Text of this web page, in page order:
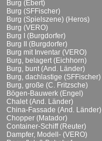
Burg (Ebert)
Burg (SFFischer)
Burg (Spielszene) (Heros)
Burg (VERO)
Burg I (Burgdorfer)
Burg II (Burgdorfer)
Burg mit Inventar (VERO)
Burg, belagert (Eichhorn)
Burg, bunt (And. Länder)
Burg, dachlastige (SFFischer)
Burg, große (C. Fritzsche)
Bögen-Bauwerk (Engel)
Chalet (And. Länder)
China-Fassade (And. Länder)
Chopper (Matador)
Container-Schiff (Reuter)
Dampfer, Modell- (VERO)